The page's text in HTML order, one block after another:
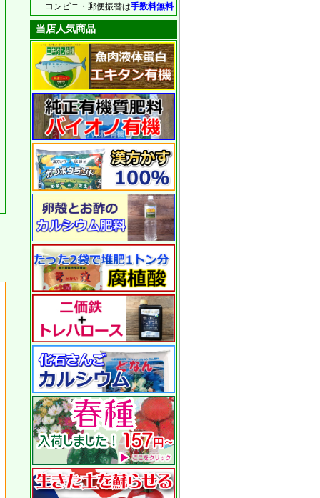
コンビニ・郵便振替は手数料無料
当店人気商品